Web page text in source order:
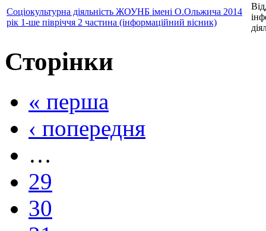
Соціокультурна діяльність ЖОУНБ імені О.Ольжича 2014
рік 1-ше півріччя 2 частина (інформаційний вісник)
Сторінки
« перша
‹ попередня
…
29
30